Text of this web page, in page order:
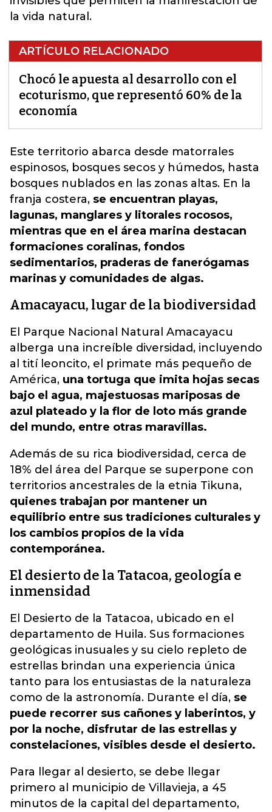
la vida natural.
ARTÍCULO RELACIONADO
Chocó le apuesta al desarrollo con el
ecoturismo, que representó 60% de la
economía
Este territorio abarca desde matorrales
espinosos, bosques secos y húmedos, hasta
bosques nublados en las zonas altas. En la
franja costera, se encuentran playas,
lagunas, manglares y litorales rocosos,
mientras que en el área marina destacan
formaciones coralinas, fondos
sedimentarios, praderas de fanerógamas
marinas y comunidades de algas.
Amacayacu, lugar de la biodiversidad
El Parque Nacional Natural Amacayacu
alberga una increíble diversidad, incluyendo
al tití leoncito, el primate más pequeño de
América, una tortuga que imita hojas secas
bajo el agua, majestuosas mariposas de
azul plateado y la flor de loto más grande
del mundo, entre otras maravillas.
Además de su rica biodiversidad, cerca de
18% del área del Parque se superpone con
territorios ancestrales de la etnia Tikuna,
quienes trabajan por mantener un
equilibrio entre sus tradiciones culturales y
los cambios propios de la vida
contemporánea.
El desierto de la Tatacoa, geología e
inmensidad
El Desierto de la Tatacoa, ubicado en el
departamento de Huila. Sus formaciones
geológicas inusuales y su cielo repleto de
estrellas brindan una experiencia única
tanto para los entusiastas de la naturaleza
como de la astronomía. Durante el día, se
puede recorrer sus cañones y laberintos, y
por la noche, disfrutar de las estrellas y
constelaciones, visibles desde el desierto.
Para llegar al desierto, se debe llegar
primero al municipio de Villavieja, a 45
minutos de la capital del departamento,